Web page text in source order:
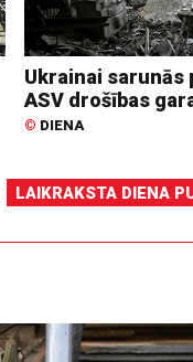
Ukrainai sarunās
ASV drošības
© DIENA
LAIKRAKSTA DIENA